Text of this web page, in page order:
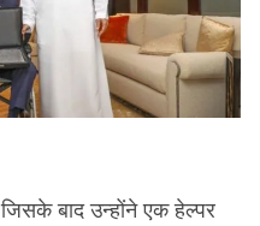
बाद उन्होंने एक हेल्पर